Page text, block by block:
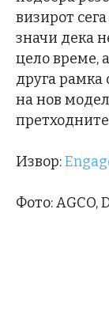
визирот
значи дека
цело време,
друга рамка
на нов
претходните
Извор:
Фото: AGCO,